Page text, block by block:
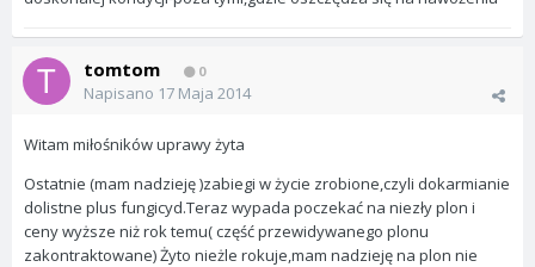
tomtom 0
Napisano 17 Maja 2014
Witam miłośników uprawy żyta
Ostatnie (mam nadzieję )zabiegi w życie zrobione,czyli dokarmianie
dolistne plus fungicyd.Teraz wypada poczekać na niezły plon i
ceny wyższe niż rok temu( część przewidywanego plonu
zakontraktowane) Żyto nieżle rokuje,mam nadzieję na plon nie